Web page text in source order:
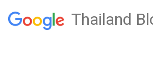
Thailand